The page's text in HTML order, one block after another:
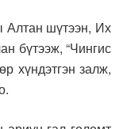
Алтан шүтээн, Их
бүтээж, “Чингис
хүндэтгэн залж,